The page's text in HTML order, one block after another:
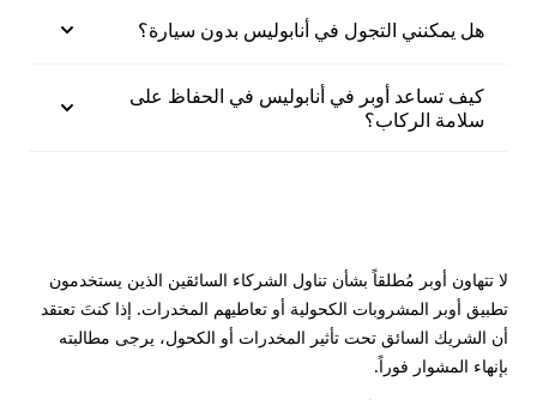
هل يمكنني التجول في أنابوليس بدون سيارة؟
كيف تساعد أوبر في أنابوليس في الحفاظ على
سلامة الركاب؟
لا تتهاون أوبر مُطلقاً بشأن تناول الشركاء السائقين الذين يستخدمون
تطبيق أوبر المشروبات الكحولية أو تعاطيهم المخدرات. إذا كنتَ تعتقد
أن الشريك السائق تحت تأثير المخدرات أو الكحول، يرجى مطالبته
بإنهاء المشوار فوراً.